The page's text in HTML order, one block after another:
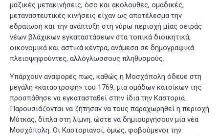
μαζικές μετακινήσεις, όσο και ακόλουθες, ομαδικές,
μεταναστευτικές κινήσεις είχαν ως αποτέλεσμα την
εδραίωση και την ανάπτυξη στη γύρω περιοχή μίας σειράς
νέων βλάχικων εγκαταστάσεων στα τοπικά διοικητικά,
οικονομικά και αστικά κέντρα, ανάμεσα σε δημογραφικά
πλειοψηφούντες, αλλόγλωσσους πληθυσμούς.
Υπάρχουν αναφορές πως, καθώς η Μοσχόπολη όδευε στη
μεγάλη «καταστροφή» του 1769, μία ομάδων κατοίκων της
προσπάθησε να εγκατασταθεί στην ίδια την Καστοριά.
Παρουσιάζονται να ζήτησαν να τους παραχωρηθεί η περιοχή
Μύτκας, δίπλα στη λίμνη, ώστε να δημιουργήσουν μία νέα
Μοσχόπολη. Οι Καστοριανοί, όμως, φοβούμενοι την